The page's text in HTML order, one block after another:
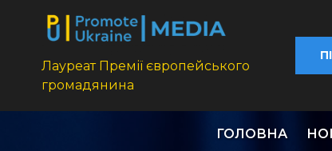
Лауреат Премії європейського
громадянина
ГОЛОВНА